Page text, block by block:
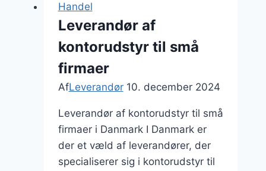
løsninger
til
virksomheder
Handel
Leverandør af
kontorudstyr til små
firmaer
AfLeverandør 10. december 2024
Leverandør af kontorudstyr til små
firmaer i Danmark I Danmark er
der et væld af leverandører, der
specialiserer sig i kontorudstyr til